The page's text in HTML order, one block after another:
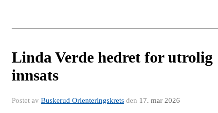
Linda Verde hedret for utrolig
innsats
Postet av Buskerud Orienteringskrets den 17. mar 2026